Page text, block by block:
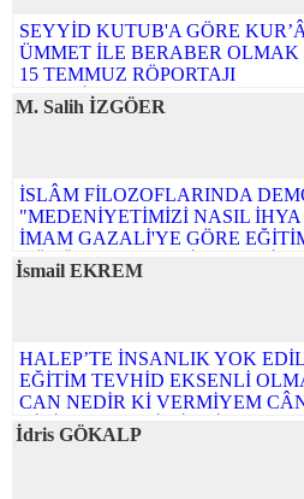
AÇILIM - ATILIM
PANİKLEMEYİN EY EHL-İ
BAYRAM MESAJI 2023
GEÇMİŞ OLSUN TÜRKİYE
Tüm yazıları...
SEYYİD KUTUB'A GÖRE
ÜMMET İLE BERABER OLMAK
15 TEMMUZ RÖPORTAJI
Mısır'ın İstiklal Mahkemeleri
İsrail : Tevrata İhanet Edenlerin
M. Salih İZGÖER
İSLÂM FİLOZOFLARINDA
"MEDENİYETİMİZİ NASIL
İMAM GAZALİ'YE GÖRE
KÜÇÜK ALEMDEKİ MEDENİYET
HATALARIMIZI DUYMAYA
KAVRAM BURÇLARININ FETHİ
BİR DARBE KALKIŞMASININ
ÇAĞIN GÖÇMENLERİ
Tüm yazıları...
İsmail EKREM
HALEP’TE İNSANLIK YOK
EĞİTİM TEVHİD EKSENLİ
CAN NEDİR Kİ VERMİYEM
KİBİRDE BENLİK İDDİASI
USÛL BİL, ÜSLÛP BİL, ÂDÂP
BU TOPRAKLAR İSLÂM
İdris GÖKALP